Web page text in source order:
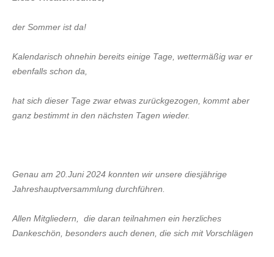
AKTUELLES
KONTAKT
Datenschutz
der Sommer ist da!
Kalendarisch ohnehin bereits einige Tage, wettermäßig war er
ebenfalls schon da,
hat sich dieser Tage zwar etwas zurückgezogen, kommt aber
ganz bestimmt in den nächsten Tagen wieder.
Genau am 20.Juni 2024 konnten wir unsere diesjährige
Jahreshauptversammlung durchführen.
Allen Mitgliedern, die daran teilnahmen ein herzliches
Dankeschön, besonders auch denen, die sich mit Vorschlägen